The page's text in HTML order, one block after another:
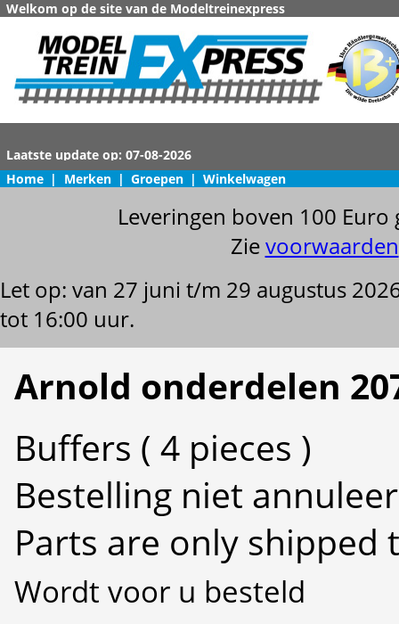
Welkom op de site van de Modeltreinexpress
Home | Merken | Groepen | Winkelwagen
Leveringen boven 100
Zievoorwaarden
Let op: van 27 juni t/m 29 augustus
tot 16:00 uur.
Arnold onderdelen
Buffers ( 4 pieces )
Bestelling niet
Parts are only shipped
Wordt voor u besteld